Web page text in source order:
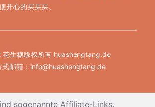
开心的买买买。
生糖版权所有 huashengtang.de
邮箱： info@huashengtang.de
sogenannte Affiliate-Links.